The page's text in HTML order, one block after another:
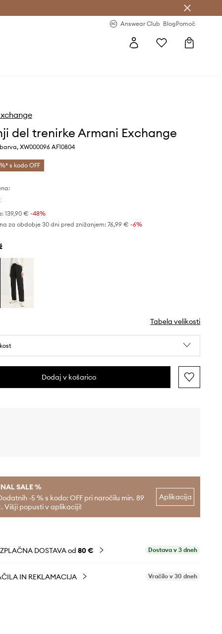
Answear Club BlogPomoč
del trenirke Armani Exchange
XW000096 AF10804
s kodo OFF
139,90 € -48%
za obdobje 30 dni pred znižanjem: 76,99 € -6%
Tabela velikosti
Dodaj v košarico
SALE %
-5 % s kodo: OFF pri naročilu min. 89
Višji popusti v aplikaciji!
Aplikacija
DOSTAVA od 80 € Dostava v 3 dneh
IN REKLAMACIJA Vračilo v 30 dneh